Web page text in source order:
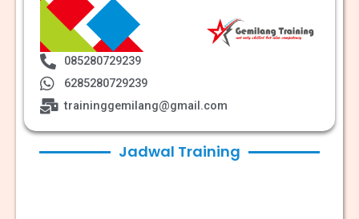
085280729239
6285280729239
traininggemilang@gmail.com
Jadwal Training